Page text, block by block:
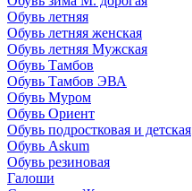
Обувь летняя
Обувь летняя женская
Обувь летняя Мужская
Обувь Тамбов
Обувь Тамбов ЭВА
Обувь Муром
Обувь Ориент
Обувь подростковая и детская
Обувь Askum
Обувь резиновая
Галоши